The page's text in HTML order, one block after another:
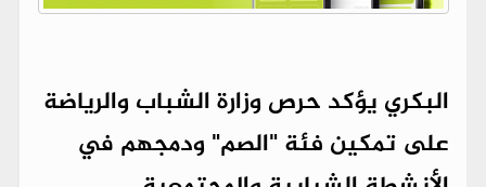
​البكري يؤكد حرص وزارة الشباب والرياضة
على تمكين فئة "الصم" ودمجهم في